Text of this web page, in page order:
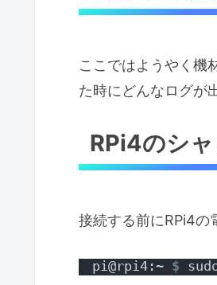
ここではようやく機
た時にどんなログが
RPi4のシ
接続する前にRPi4の
pi@rpi4:~ $